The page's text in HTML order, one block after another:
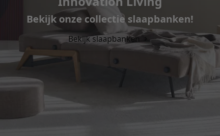
Bekijk onze collectie slaapbanken!
Bekijk slaapbanken